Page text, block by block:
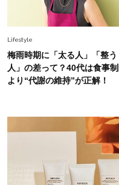
【ジェン
26年夏の
慣！「金
は？」
中村ゆり
幸福感”
Fashion
白黒でも
Lifestyle
梅雨時期に「太る人」「整う
人」の差って？40代は食事
より“代謝の維持”が正解！